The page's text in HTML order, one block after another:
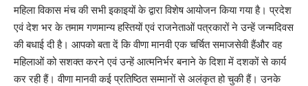
महिला विकास मंच की सभी इकाइयों के द्वारा विशेष आयोजन किया गया है। प्रदेश
एवं देश भर के तमाम गणमान्य हस्तियों एवं राजनेताओं पत्रकारों ने उन्हें जन्मदिवस
की बधाई दी है। आपको बता दें कि वीणा मानवी एक चर्चित समाजसेवी हैंऔर वह
महिलाओं को सशक्त करने एवं उन्हें आत्मनिर्भर बनाने के दिशा में दशकों से कार्य
कर रही हैं। वीणा मानवी कई प्रतिष्ठित सम्मानों से अलंकृत हो चुकी हैं। उनके